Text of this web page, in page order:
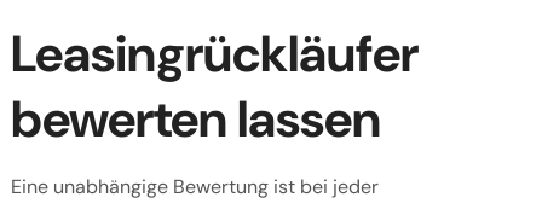
Leasingrückläufer
bewerten lassen
Eine unabhängige Bewertung ist bei jeder